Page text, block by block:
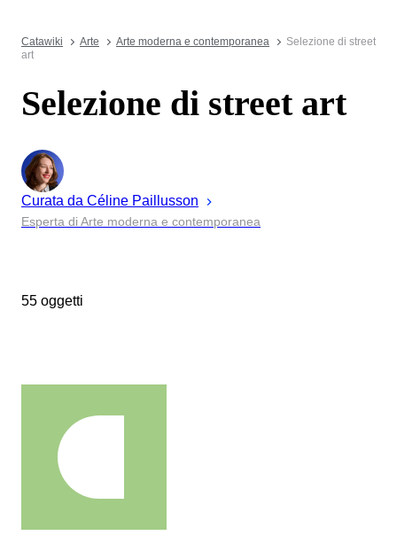
Catawiki Arte Arte moderna e contemporanea
Selezione di street
art
Selezione di street art
Curata da Céline Paillusson
Esperta di Arte moderna e contemporanea
55 oggetti